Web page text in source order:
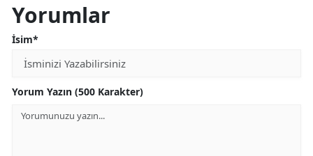
Yorumlar
İsim*
Yorum Yazın (500 Karakter)